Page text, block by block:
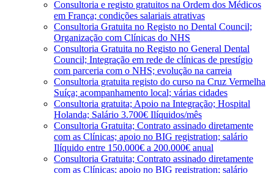
Consultoria e registo gratuitos na Ordem dos Médicos
em França; condições salariais atrativas
Consultoria Gratuita no Registo no Dental Council;
Organização com Clínicas do NHS
Consultoria Gratuita no Registo no General Dental
Council; Integração em rede de clínicas de prestígio
com parceria com o NHS; evolução na carreia
Consultoria gratuita registo do curso na Cruz Vermelha
Suíça; acompanhamento local; várias cidades
Consultoria gratuita; Apoio na Integração; Hospital
Holanda; Salário 3.700€ Ilíquidos/mês
Consultoria Gratuita; Contrato assinado diretamente
com as Clínicas; apoio no BIG registration; salário
Ilíquido entre 150.000€ a 200.000€ anual
Consultoria Gratuita; Contrato assinado diretamente
com as Clínicas; apoio no BIG registration; salário